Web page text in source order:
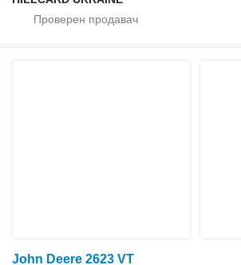
John Deere 2623 VT